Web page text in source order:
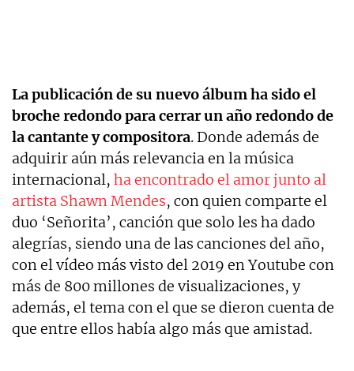
La publicación de su nuevo álbum ha sido el
broche redondo para cerrar un año redondo de
la cantante y compositora. Donde además de
adquirir aún más relevancia en la música
internacional, ha encontrado el amor junto al
artista Shawn Mendes, con quien comparte el
duo ‘Señorita’, canción que solo les ha dado
alegrías, siendo una de las canciones del año,
con el vídeo más visto del 2019 en Youtube con
más de 800 millones de visualizaciones, y
además, el tema con el que se dieron cuenta de
que entre ellos había algo más que amistad.